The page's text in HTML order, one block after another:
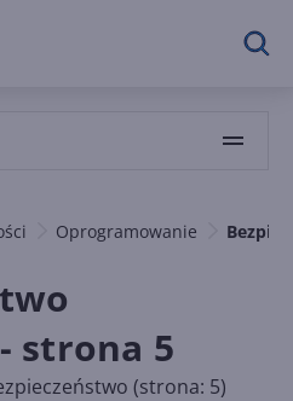
Oprogramowanie
strona 5
(strona: 5)